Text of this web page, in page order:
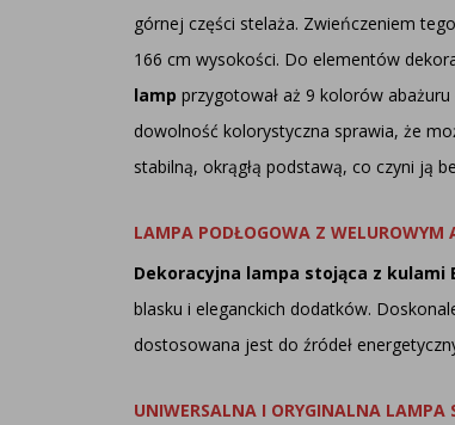
górnej części stelaża. Zwieńczeniem tego
166 cm wysokości. Do elementów
lamp przygotował aż 9 kolorów
dowolność kolorystyczna sprawia, że
stabilną, okrągłą podstawą, co czyni ją
LAMPA PODŁOGOWA Z WELUROWYM
Dekoracyjna lampa stojąca z kulami
blasku i eleganckich dodatków.
dostosowana jest do źródeł
UNIWERSALNA I ORYGINALNA